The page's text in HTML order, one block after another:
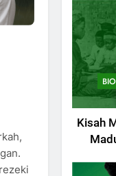
Kisah
745